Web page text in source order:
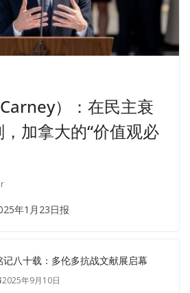
）：在民主衰
加拿大的“价值观必
年1月23日报
记八十载：多伦多抗战文献展启幕
2025年9月10日